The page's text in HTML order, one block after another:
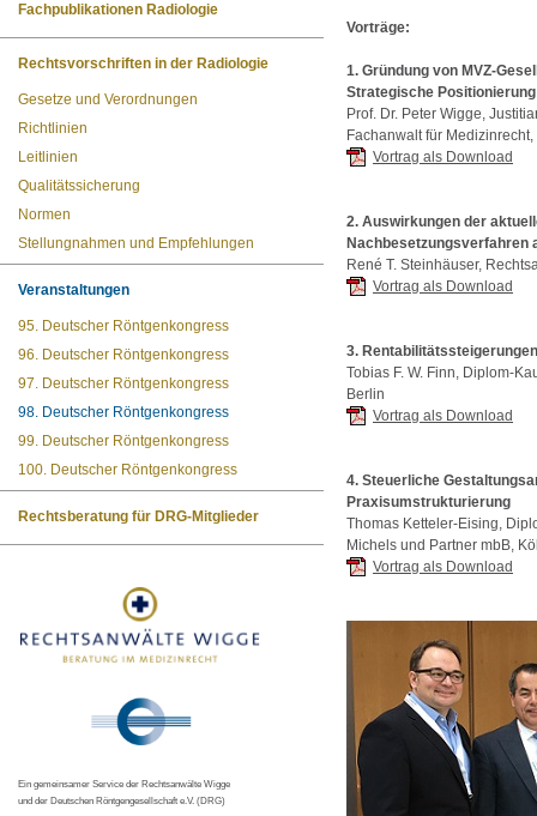
Fachpublikationen Radiologie
Rechtsvorschriften in der Radiologie
Gesetze und Verordnungen
Richtlinien
Leitlinien
Qualitätssicherung
Normen
Stellungnahmen und Empfehlungen
Veranstaltungen
95. Deutscher Röntgenkongress
96. Deutscher Röntgenkongress
97. Deutscher Röntgenkongress
98. Deutscher Röntgenkongress
99. Deutscher Röntgenkongress
100. Deutscher Röntgenkongress
Rechtsberatung für DRG-Mitglieder
Ein gemeinsamer Service der Rechtsanwälte Wigge
und der Deutschen Röntgengesellschaft e.V. (DRG)
Vorträge:
1. Gründung von MVZ-
Strategische
Prof. Dr. Peter Wigge,
Fachanwalt für
Vortrag als Download
2. Auswirkungen der
Nachbesetzungsverfahren
René T. Steinhäuser,
Vortrag als Download
3.
Tobias F. W. Finn, Diplom-
Berlin
Vortrag als Download
4. Steuerliche
Praxisumstrukturierung
Thomas Ketteler-Eising,
Michels und Partner mbB,
Vortrag als Download